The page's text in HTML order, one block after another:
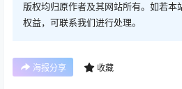
版权均归原作者及其网站所有。如若本
权益，可联系我们进行处理。
海报分享 收藏